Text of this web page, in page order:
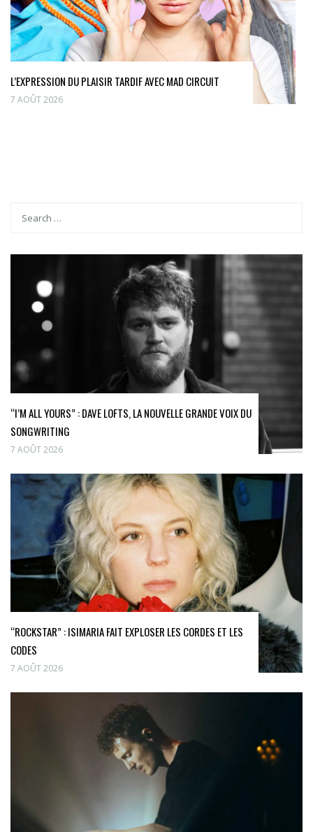
L’EXPRESSION DU PLAISIR TARDIF AVEC MAD CIRCUIT
7 AOÛT 2026
“I’M ALL YOURS” : DAVE LOFTS, LA NOUVELLE GRANDE VOIX DU
SONGWRITING
7 AOÛT 2026
“ROCKSTAR” : ISIMARIA FAIT EXPLOSER LES CORDES ET LES
CODES
7 AOÛT 2026